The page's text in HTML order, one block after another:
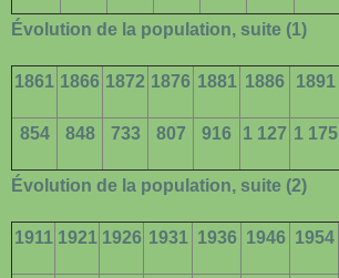
Évolution de la population, suite (1)
1861 1866 1872 1876 1881 1886 1891
854 848 733 807 916 1 127 1 175
Évolution de la population, suite (2)
1911 1921 1926 1931 1936 1946 1954